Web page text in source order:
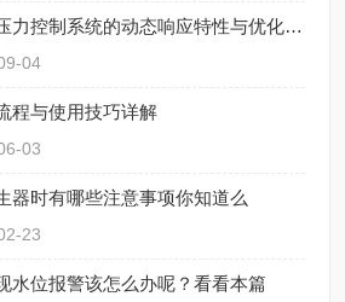
电热蒸汽发生器压力控制系统的动态响应特性与优化设计​
04
程与使用技巧详解
03
器时有哪些注意事项你知道么
23
水位报警该怎么办呢？看看本篇